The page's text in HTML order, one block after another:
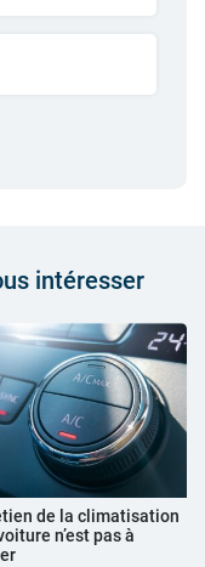
intéresser
de la climatisation
n’est pas à